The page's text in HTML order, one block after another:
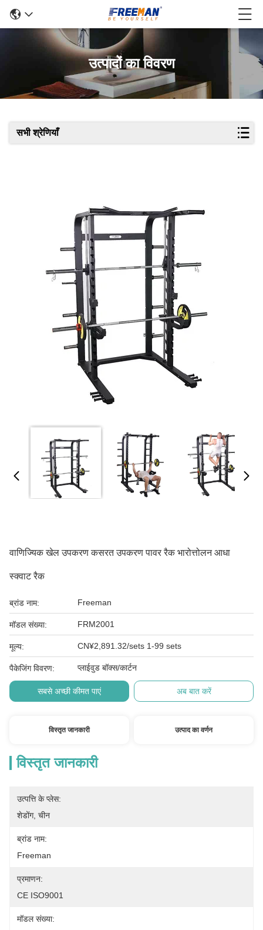
उत्पादों का विवरण
सभी श्रेणियाँ
वाणिज्यिक खेल उपकरण कसरत उपकरण पावर रैक भारोत्तोलन आधा
स्क्वाट रैक
ब्रांड नाम: Freeman
मॉडल संख्या: FRM2001
मूल्य: CN¥2,891.32/sets 1-99 sets
पैकेजिंग विवरण: प्लाईवुड बॉक्स/कार्टन
सबसे अच्छी कीमत पाएं अब बात करें
विस्तृत जानकारी उत्पाद का वर्णन
विस्तृत जानकारी
उत्पत्ति के प्लेस:
शेडोंग, चीन
ब्रांड नाम:
Freeman
प्रमाणन:
CE ISO9001
मॉडल संख्या: